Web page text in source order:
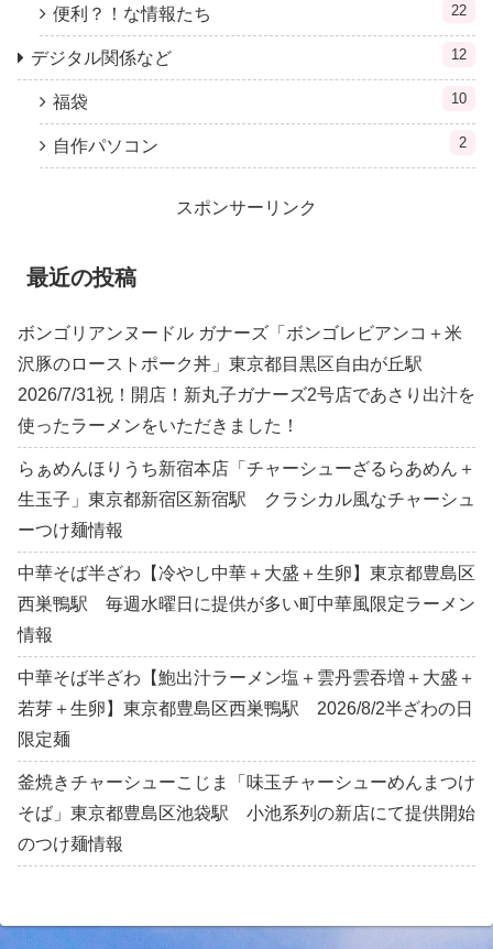
便利？！な情報たち 22
デジタル関係など 12
福袋 10
自作パソコン 2
スポンサーリンク
最近の投稿
ボンゴリアンヌードル ガナーズ「ボンゴレビアンコ＋米
沢豚のローストポーク丼」東京都目黒区自由が丘駅
2026/7/31祝！開店！新丸子ガナーズ2号店であさり出汁を
使ったラーメンをいただきました！
らぁめんほりうち新宿本店「チャーシューざるらあめん＋
生玉子」東京都新宿区新宿駅 クラシカル風なチャーシュ
ーつけ麺情報
中華そば半ざわ【冷やし中華＋大盛＋生卵】東京都豊島区
西巣鴨駅 毎週水曜日に提供が多い町中華風限定ラーメン
情報
中華そば半ざわ【鮑出汁ラーメン塩＋雲丹雲吞増＋大盛＋
若芽＋生卵】東京都豊島区西巣鴨駅 2026/8/2半ざわの日
限定麺
釜焼きチャーシューこじま「味玉チャーシューめんまつけ
そば」東京都豊島区池袋駅 小池系列の新店にて提供開始
のつけ麺情報